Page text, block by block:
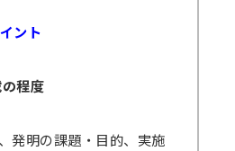
ント
程度
明の課題・目的、実施